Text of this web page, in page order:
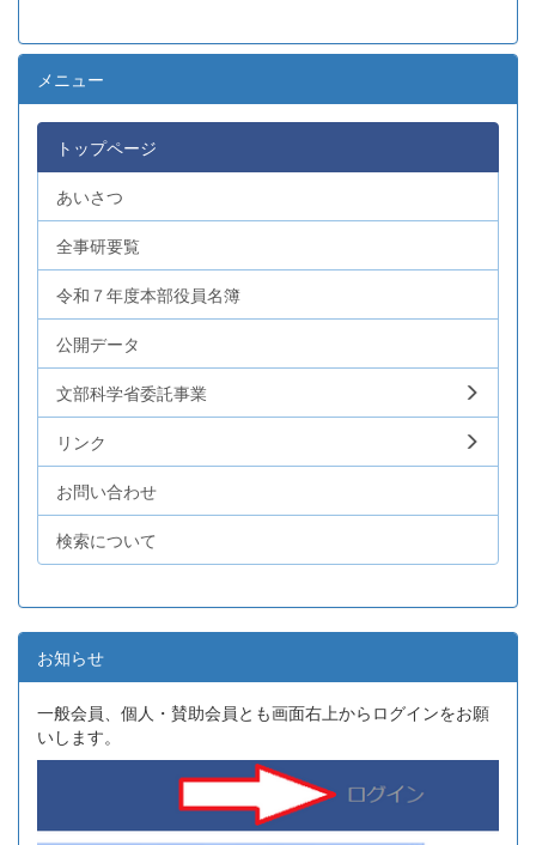
メニュー
トップページ
あいさつ
全事研要覧
令和７年度本部役員名簿
公開データ
文部科学省委託事業
リンク
お問い合わせ
検索について
お知らせ
一般会員、個人・賛助会員とも画面右上からログインをお願
いします。